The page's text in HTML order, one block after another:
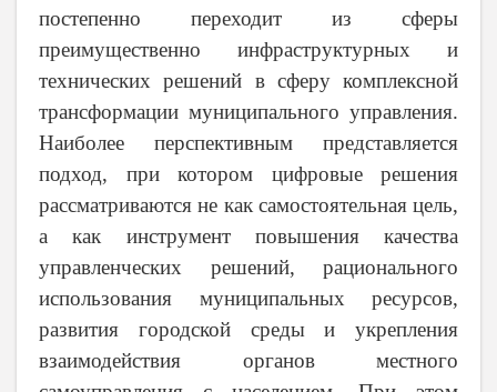
постепенно переходит из сферы
преимущественно инфраструктурных и
технических решений в сферу комплексной
трансформации муниципального управления.
Наиболее перспективным представляется
подход, при котором цифровые решения
рассматриваются не как самостоятельная цель,
а как инструмент повышения качества
управленческих решений, рационального
использования муниципальных ресурсов,
развития городской среды и укрепления
взаимодействия органов местного